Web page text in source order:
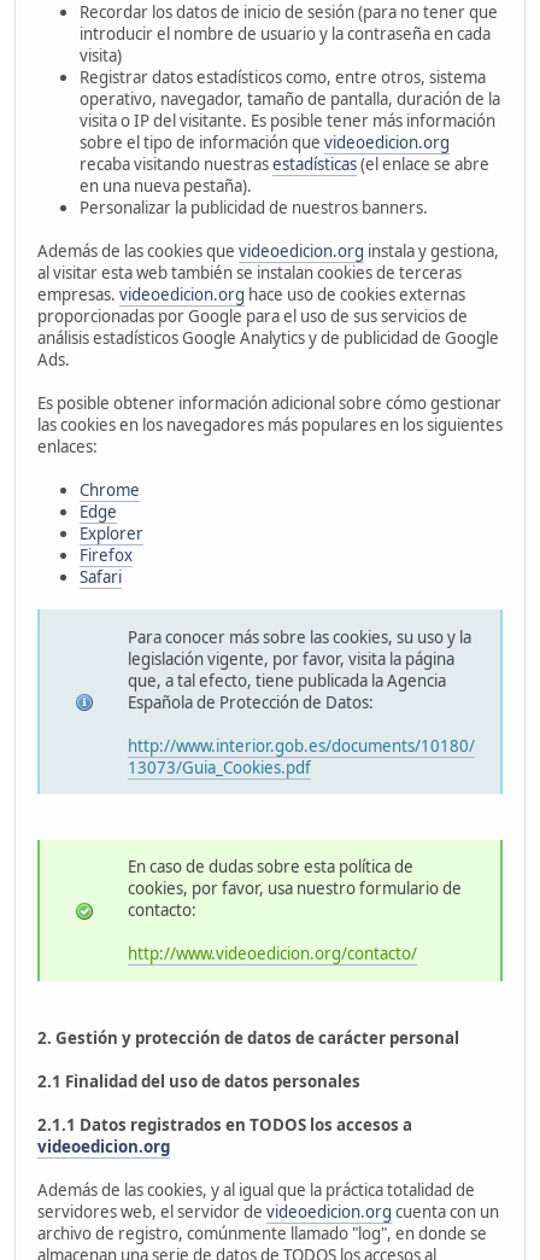
Recordar los datos de inicio de sesión (para no tener que
introducir el nombre de usuario y la contraseña en cada
visita)
Registrar datos estadísticos como, entre otros, sistema
operativo, navegador, tamaño de pantalla, duración de la
visita o IP del visitante. Es posible tener más información
sobre el tipo de información que videoedicion.org
recaba visitando nuestrasestadísticas(el enlace se abre
en una nueva pestaña).
Personalizar la publicidad de nuestros banners.
Además de las cookies que videoedicion.org instala y gestiona,
al visitar esta web también se instalan cookies de terceras
empresas. videoedicion.org hace uso de cookies externas
proporcionadas por Google para el uso de sus servicios de
análisis estadísticos Google Analytics y de publicidad de Google
Ads.
Es posible obtener información adicional sobre cómo gestionar
las cookies en los navegadores más populares en los siguientes
enlaces:
Chrome
Edge
Explorer
Firefox
Safari
Para conocer más sobre las cookies, su uso y la
legislación vigente, por favor, visita la página
que, a tal efecto, tiene publicada la Agencia
Española de Protección de Datos:
http://www.interior.gob.es/documents/10180/
13073/Guia_Cookies.pdf
En caso de dudas sobre esta política de
cookies, por favor, usa nuestro formulario de
contacto:
http://www.videoedicion.org/contacto/
2. Gestión y protección de datos de carácter personal
2.1 Finalidad del uso de datos personales
2.1.1 Datos registrados en TODOS los accesos a
videoedicion.org
Además de las cookies, y al igual que la práctica totalidad de
servidores web, el servidor de videoedicion.org cuenta con un
archivo de registro, comúnmente llamado "log", en donde se
almacenan una serie de datos de TODOS los accesos al